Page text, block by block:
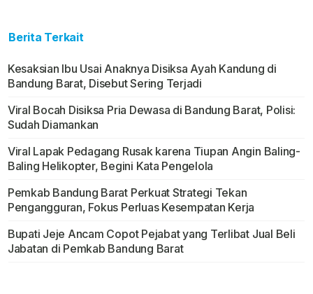
Berita Terkait
Kesaksian Ibu Usai Anaknya Disiksa Ayah Kandung di
Bandung Barat, Disebut Sering Terjadi
Viral Bocah Disiksa Pria Dewasa di Bandung Barat, Polisi:
Sudah Diamankan
Viral Lapak Pedagang Rusak karena Tiupan Angin Baling-
Baling Helikopter, Begini Kata Pengelola
Pemkab Bandung Barat Perkuat Strategi Tekan
Pengangguran, Fokus Perluas Kesempatan Kerja
Bupati Jeje Ancam Copot Pejabat yang Terlibat Jual Beli
Jabatan di Pemkab Bandung Barat